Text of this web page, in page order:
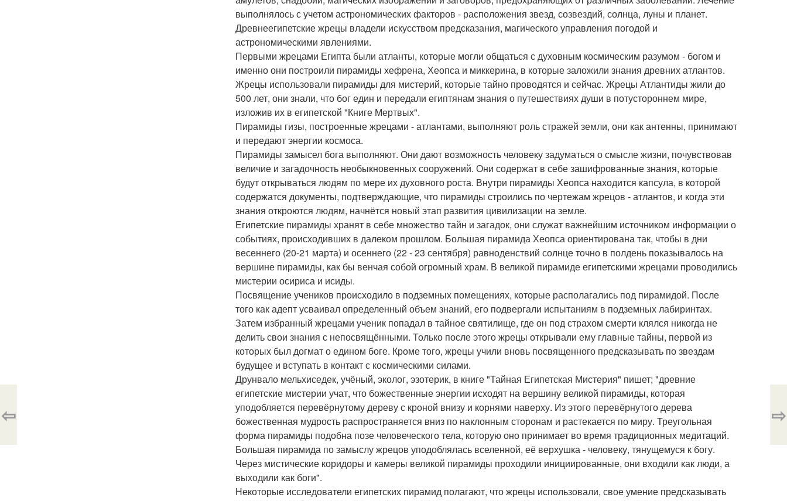
выполнялось с учетом астрономических факторов - расположения звезд, созвездий, солнца, луны и планет.
Древнеегипетские жрецы владели искусством предсказания, магического управления погодой и
астрономическими явлениями.
Первыми жрецами Египта были атланты, которые могли общаться с духовным космическим разумом - богом и
именно они построили пирамиды хефрена, Хеопса и миккерина, в которые заложили знания древних атлантов.
Жрецы использовали пирамиды для мистерий, которые тайно проводятся и сейчас. Жрецы Атлантиды жили до
500 лет, они знали, что бог един и передали египтянам знания о путешествиях души в потустороннем мире,
изложив их в египетской "Книге Мертвых".
Пирамиды гизы, построенные жрецами - атлантами, выполняют роль стражей земли, они как антенны, принимают
и передают энергии космоса.
Пирамиды замысел бога выполняют. Они дают возможность человеку задуматься о смысле жизни, почувствовав
величие и загадочность необыкновенных сооружений. Они содержат в себе зашифрованные знания, которые
будут открываться людям по мере их духовного роста. Внутри пирамиды Хеопса находится капсула, в которой
содержатся документы, подтверждающие, что пирамиды строились по чертежам жрецов - атлантов, и когда эти
знания откроются людям, начнётся новый этап развития цивилизации на земле.
Египетские пирамиды хранят в себе множество тайн и загадок, они служат важнейшим источником информации о
событиях, происходивших в далеком прошлом. Большая пирамида Хеопса ориентирована так, чтобы в дни
весеннего (20-21 марта) и осеннего (22 - 23 сентября) равноденствий солнце точно в полдень показывалось на
вершине пирамиды, как бы венчая собой огромный храм. В великой пирамиде египетскими жрецами проводились
мистерии осириса и исиды.
Посвящение учеников происходило в подземных помещениях, которые располагались под пирамидой. После
того как адепт усваивал определенный объем знаний, его подвергали испытаниям в подземных лабиринтах.
Затем избранный жрецами ученик попадал в тайное святилище, где он под страхом смерти клялся никогда не
делить свои знания с непосвящёнными. Только после этого жрецы открывали ему главные тайны, первой из
которых был догмат о едином боге. Кроме того, жрецы учили вновь посвященного предсказывать по звездам
будущее и вступать в контакт с космическими силами.
Друнвало мельхиседек, учёный, эколог, эзотерик, в книге "Тайная Египетская Мистерия" пишет; "древние
египетские мистерии учат, что божественные энергии исходят на вершину великой пирамиды, которая
уподобляется перевёрнутому дереву с кроной внизу и корнями наверху. Из этого перевёрнутого дерева
божественная мудрость распространяется вниз по наклонным сторонам и растекается по миру. Треугольная
форма пирамиды подобна позе человеческого тела, которую оно принимает во время традиционных медитаций.
Большая пирамида по замыслу жрецов уподоблялась вселенной, её верхушка - человеку, тянущемуся к богу.
Через мистические коридоры и камеры великой пирамиды проходили инициированные, они входили как люди, а
выходили как боги".
Некоторые исследователи египетских пирамид полагают, что жрецы использовали, свое умение предсказывать
⇦ ⇨